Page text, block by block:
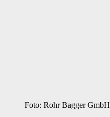
Foto: Rohr Bagger GmbH